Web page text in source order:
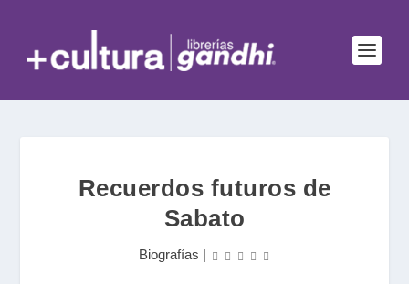
Recuerdos futuros de
Sabato
Biografías |